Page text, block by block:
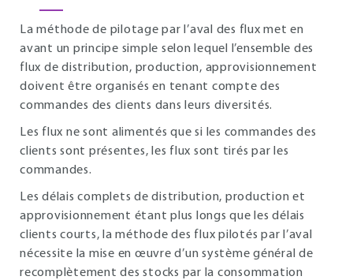
La méthode de pilotage par l’aval des flux met en
avant un principe simple selon lequel l’ensemble des
flux de distribution, production, approvisionnement
doivent être organisés en tenant compte des
commandes des clients dans leurs diversités.
Les flux ne sont alimentés que si les commandes des
clients sont présentes, les flux sont tirés par les
commandes.
Les délais complets de distribution, production et
approvisionnement étant plus longs que les délais
clients courts, la méthode des flux pilotés par l’aval
nécessite la mise en œuvre d’un système général de
recomplètement des stocks par la consommation